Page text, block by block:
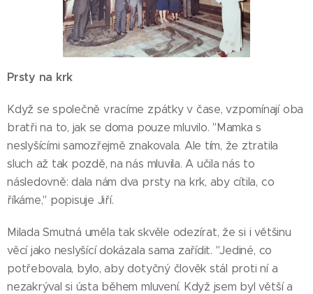
Prsty na krk
Když se společně vracíme zpátky v čase, vzpomínají oba
bratři na to, jak se doma pouze mluvilo. "Mamka s
neslyšícími samozřejmě znakovala. Ale tím, že ztratila
sluch až tak pozdě, na nás mluvila. A učila nás to
následovně: dala nám dva prsty na krk, aby cítila, co
říkáme," popisuje Jiří.
Milada Smutná uměla tak skvěle odezírat, že si i většinu
věcí jako neslyšící dokázala sama zařídit. "Jediné, co
potřebovala, bylo, aby dotyčný člověk stál proti ní a
nezakrýval si ústa během mluvení. Když jsem byl větší a